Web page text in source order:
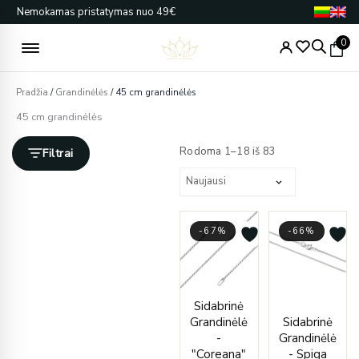
Pereiti
prie
turinio
Nemokamas pristatymas nuo 49€
0
Pradžia /Grandinėlės / 45 cm grandinėlės
45 cm grandinėlės
Filtrai Rodoma 1–18 iš 83
-67%
Sidabrinė
Grandinėlė
-
"Coreana"
range:
€21.00
through
-66%
Sidabrinė
Grandinėlė
- Spiga
was:
is: